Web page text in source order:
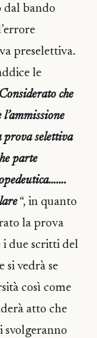
dal bando
preselettiva.
le
Considerato che
prova selettiva
parte
“, in quanto
la prova
i due scritti del
si vedrà se
così come
atto che
svolgeranno